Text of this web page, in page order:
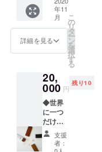
礼の
メッ
セージ
を添え
て、お
ます。
※蜜蝋や
なって
いる各
原料に
アレル
ギーの
好きな4
色をお
選びい
ただけ
（※備考
ご指定
くださ
い） く
じらの
オリジ
ナルＴ
シャツ
にクレ
バッグ
のセッ
ト◆ ク
レヨン
は、赤
土・シ
島みか
ん・
コー
ヒー・
イカ
墨・ヤ
シの
実・琉
年11
月
詳細を見る
こ
の
リ
タ
ー
ン
を
選
択
す
る
20,
000 円
残り10
◆世界
に一つ
だけの
「土ク
レヨン
セッ
支援
者：